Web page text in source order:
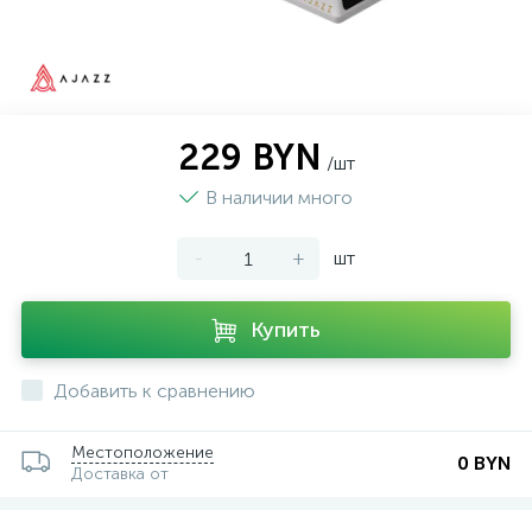
229 BYN /шт
В наличии много
- + шт
Купить
Добавить к сравнению
Местоположение
Доставка от
0 BYN